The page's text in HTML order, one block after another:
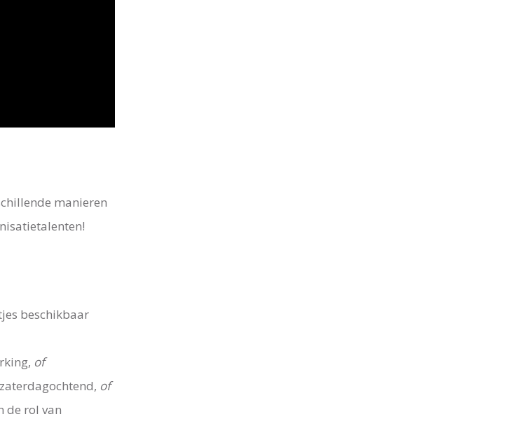
manieren
beschikbaar
of
of
de rol van